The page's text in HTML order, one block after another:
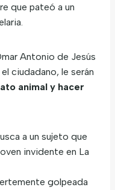
que pateó a un
Antonio de Jesús
ciudadano, le serán
animal y hacer
a un sujeto que
invidente en La
golpeada